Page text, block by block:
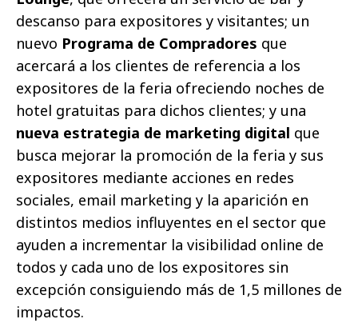
descanso para expositores y visitantes; un
nuevo Programa de Compradores que
acercará a los clientes de referencia a los
expositores de la feria ofreciendo noches de
hotel gratuitas para dichos clientes; y una
nueva estrategia de marketing digital que
busca mejorar la promoción de la feria y sus
expositores mediante acciones en redes
sociales, email marketing y la aparición en
distintos medios influyentes en el sector que
ayuden a incrementar la visibilidad online de
todos y cada uno de los expositores sin
excepción consiguiendo más de 1,5 millones de
impactos.